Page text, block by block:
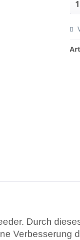
Durch
Verbesserung